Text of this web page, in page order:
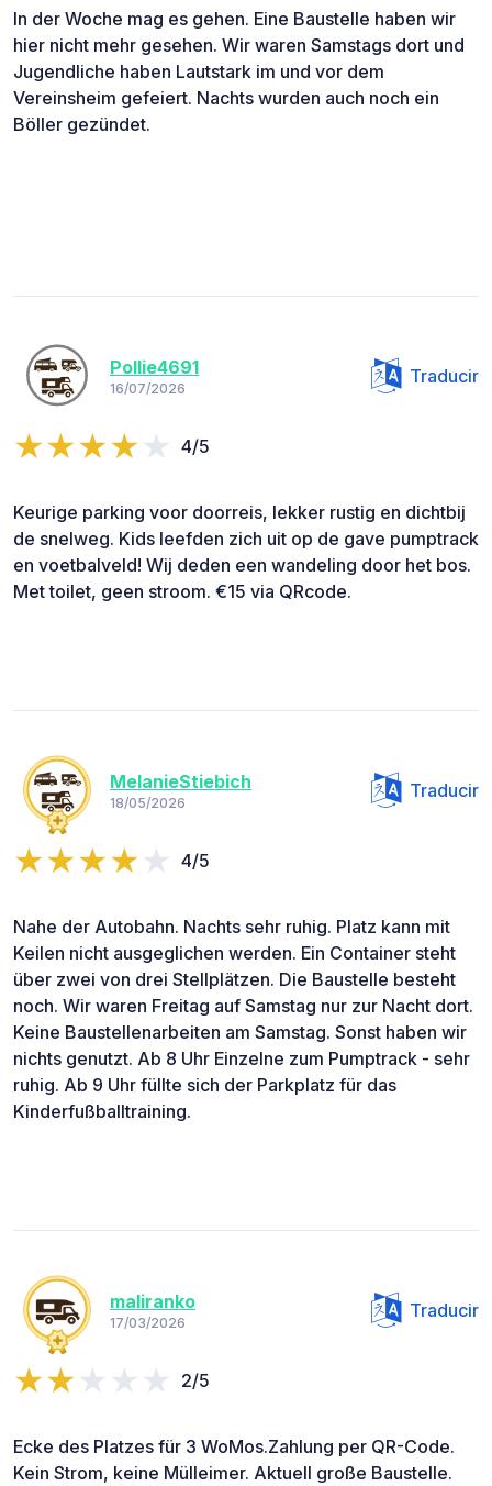
In der Woche mag es gehen. Eine Baustelle haben wir
hier nicht mehr gesehen. Wir waren Samstags dort und
Jugendliche haben Lautstark im und vor dem
Vereinsheim gefeiert. Nachts wurden auch noch ein
Böller gezündet.
Pollie4691
16/07/2026
Traducir
4/5
Keurige parking voor doorreis, lekker rustig en dichtbij
de snelweg. Kids leefden zich uit op de gave pumptrack
en voetbalveld! Wij deden een wandeling door het bos.
Met toilet, geen stroom. €15 via QRcode.
MelanieStiebich
18/05/2026
Traducir
4/5
Nahe der Autobahn. Nachts sehr ruhig. Platz kann mit
Keilen nicht ausgeglichen werden. Ein Container steht
über zwei von drei Stellplätzen. Die Baustelle besteht
noch. Wir waren Freitag auf Samstag nur zur Nacht dort.
Keine Baustellenarbeiten am Samstag. Sonst haben wir
nichts genutzt. Ab 8 Uhr Einzelne zum Pumptrack - sehr
ruhig. Ab 9 Uhr füllte sich der Parkplatz für das
Kinderfußballtraining.
maliranko
17/03/2026
Traducir
2/5
Ecke des Platzes für 3 WoMos.Zahlung per QR-Code.
Kein Strom, keine Mülleimer. Aktuell große Baustelle.